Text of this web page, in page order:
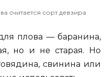
считается сорт девзира
плова — баранина,
но и не старая. Но
свинина или